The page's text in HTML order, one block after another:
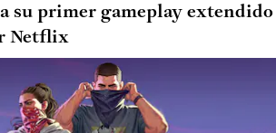
su primer gameplay extendido
Netflix